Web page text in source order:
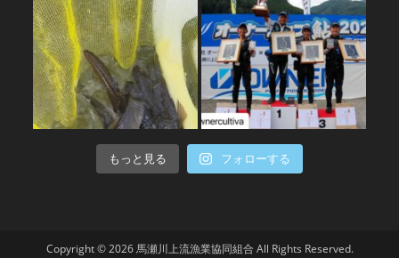
もっと見る フォローする
Copyright © 2026 馬瀬川上流漁業協同組合 All Rights Reserved.